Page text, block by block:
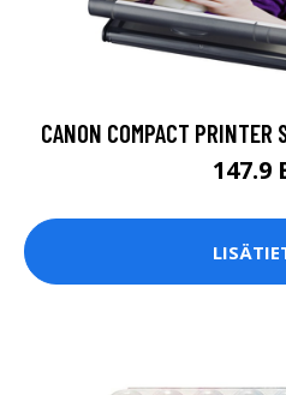
CANON COMPACT
147.9